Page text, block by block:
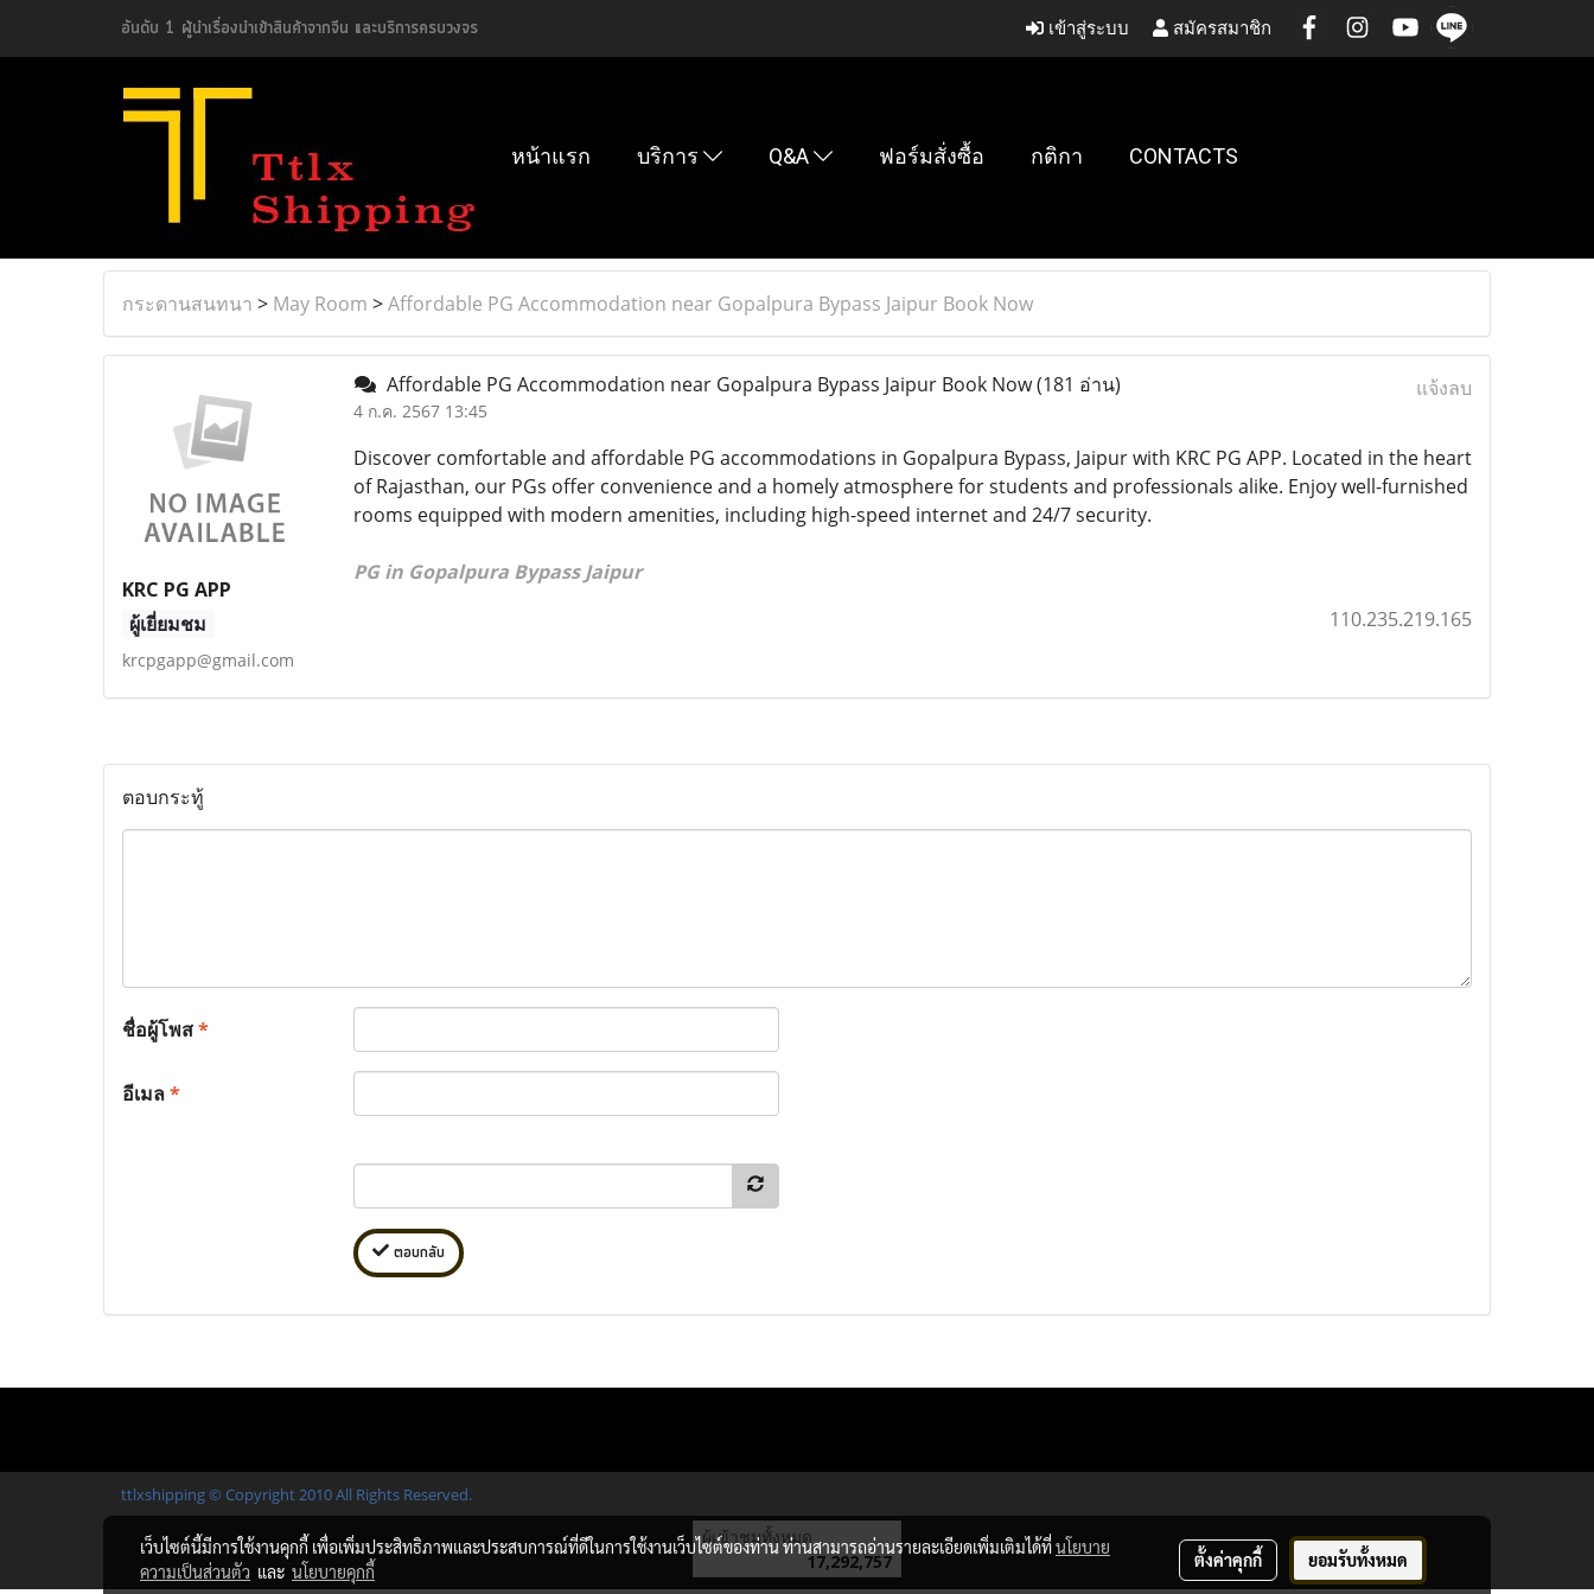
อันดับ 1 ผู้นำเรื่องนำเข้าสินค้าจากจีน และบริการครบวงจร เข้าสู่ระบบ สมัครสมาชิก
หน้าแรก บริการ Q&A ฟอร์มสั่งซื้อ กติกา CONTACTS
กระดานสนทนา > May Room >Affordable PG Accommodation near Gopalpura Bypass Jaipur Book Now
KRC PG APP
ผู้เยี่ยมชม
krcpgapp@gmail.com
Affordable PG Accommodation near Gopalpura Bypass Jaipur Book Now(181 อ่าน)
4 ก.ค. 2567 13:45
แจ้งลบ
Discover comfortable and affordable PG accommodations in Gopalpura Bypass, Jaipur with KRC PG APP. Located in the heart
of Rajasthan, our PGs offer convenience and a homely atmosphere for students and professionals alike. Enjoy well-furnished
rooms equipped with modern amenities, including high-speed internet and 24/7 security.
PG in Gopalpura Bypass Jaipur
110.235.219.165
ตอบกระทู้
ชื่อผู้โพส*
อีเมล*
ตอบกลับ
ttlxshipping © Copyright 2010 All Rights Reserved.
ผู้เข้าชมทั้งหมด
17,292,757
เว็บไซต์นี้มีการใช้งานคุกกี้ เพื่อเพิ่มประสิทธิภาพและประสบการณ์ที่ดีในการใช้งานเว็บไซต์ของท่าน ท่านสามารถอ่านรายละเอียดเพิ่มเติมได้ที่นโยบาย
ความเป็นส่วนตัว และ นโยบายคุกกี้
ตั้งค่าคุกกี้ ยอมรับทั้งหมด